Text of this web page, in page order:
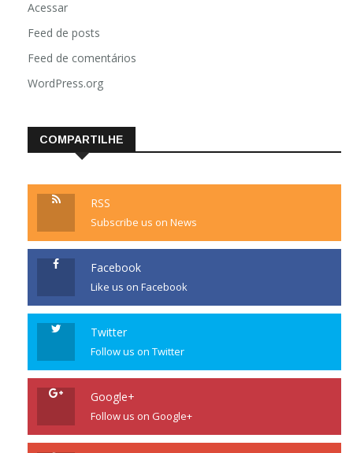
Acessar
Feed de posts
Feed de comentários
WordPress.org
COMPARTILHE
RSS
Subscribe us on News
Facebook
Like us on Facebook
Twitter
Follow us on Twitter
Google+
Follow us on Google+